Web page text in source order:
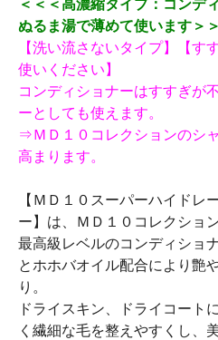
＜＜＜高濃縮タイプ：コンデ
ぬるま湯で薄めて使います＞
【洗い流さないタイプ】【す
使いください】
コンディショナーはすすぎが
ーとしても使えます。
⇒ＭＤ１０コレクションのシ
高まります。
【ＭＤ１０スーパーハイドレ
ー】は、ＭＤ１０コレクショ
最高級レベルのコンディショ
とホホバオイル配合により艶
り。
ドライスキン、ドライコート
く繊細な毛を整えやすくし、